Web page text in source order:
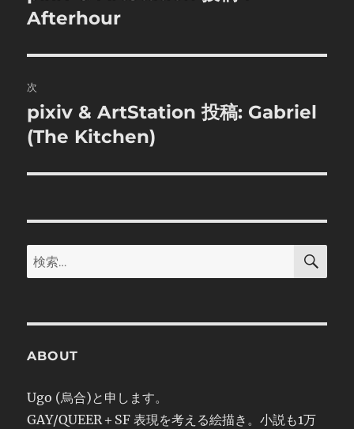
ナ
ビ
ゲ
ー
シ
ン
の
稿:
Afterhour
次
次
の
稿:
pixiv & ArtStation 投稿: Gabriel
(The Kitchen)
検
索:
検
ABOUT
Ugo (烏合)と申します。
GAY/QUEER＋SF 表現を考える絵描き。小説も1万